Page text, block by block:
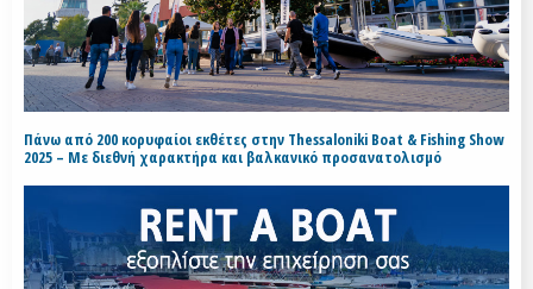
Πάνω από 200 κορυφαίοι εκθέτες στην Thessaloniki Boat & Fishing Show
2025 – Με διεθνή χαρακτήρα και βαλκανικό προσανατολισμό